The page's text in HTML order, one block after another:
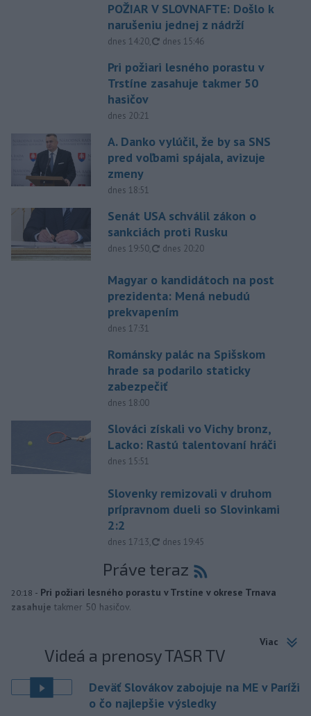
POŽIAR V SLOVNAFTE: Došlo k
narušeniu jednej z nádrží
dnes 14:20, aktualizované
dnes 15:46
Pri požiari lesného porastu v
Trstíne zasahuje takmer 50
hasičov
dnes 20:21
A. Danko vylúčil, že by sa SNS
pred voľbami spájala, avizuje
zmeny
dnes 18:51
Senát USA schválil zákon o
sankciách proti Rusku
dnes 19:50, aktualizované
dnes 20:20
Magyar o kandidátoch na post
prezidenta: Mená nebudú
prekvapením
dnes 17:31
Románsky palác na Spišskom
hrade sa podarilo staticky
zabezpečiť
dnes 18:00
Slováci získali vo Vichy bronz,
Lacko: Rastú talentovaní hráči
dnes 15:51
Slovenky remizovali v druhom
prípravnom dueli so Slovinkami
2:2
dnes 17:13, aktualizované
dnes 19:45
Práve teraz
20:18 - Pri požiari lesného porastu v Trstíne v okrese Trnava
zasahuje takmer 50 hasičov.
Viac
Videá a prenosy TASR TV
Deväť Slovákov zabojuje na ME v Paríži
o čo najlepšie výsledky